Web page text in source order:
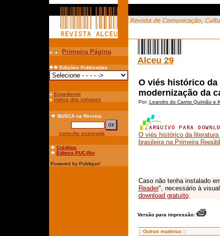
Primeira Página
Edições Publicadas
Expediente
Índice dos volumes
BUSCAna Revista
consulta avançada
Créditos
Editora PUC-Rio
Powered by Publique!
Alceu 29
O viés histórico
modernização da
Por: Leandro do Carmo Quintão e
O viés histórico da
brasileira na Primeira
Caso não tenha instalado
Reader", necessário à
download gratuíto.
Versão para impressão:
:: Outras matérias ::